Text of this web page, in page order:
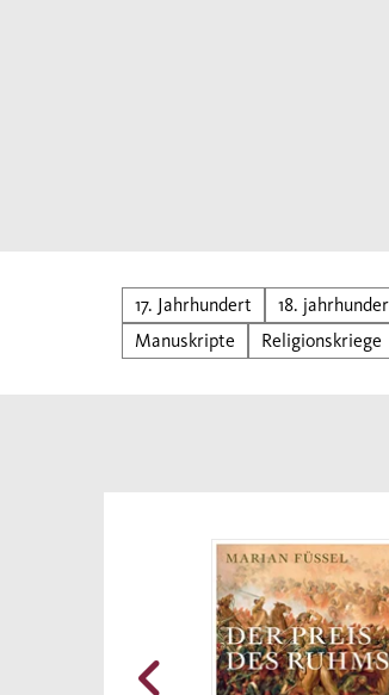
17. Jahrhundert 18.
Manuskripte
Religionskriege